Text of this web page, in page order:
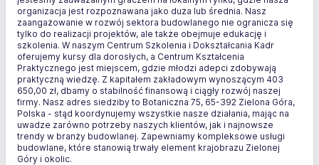
organizacja jest rozpoznawana jako duża lub średnia. Nasz
zaangażowanie w rozwój sektora budowlanego nie ogranicza się
tylko do realizacji projektów, ale także obejmuje edukację i
szkolenia. W naszym Centrum Szkolenia i Dokształcania Kadr
oferujemy kursy dla dorosłych, a Centrum Kształcenia
Praktycznego jest miejscem, gdzie młodzi adepci zdobywają
praktyczną wiedzę. Z kapitałem zakładowym wynoszącym 403
650,00 zł, dbamy o stabilność finansową i ciągły rozwój naszej
firmy. Nasz adres siedziby to Botaniczna 75, 65-392 Zielona Góra,
Polska - stąd koordynujemy wszystkie nasze działania, mając na
uwadze zarówno potrzeby naszych klientów, jak i najnowsze
trendy w branży budowlanej. Zapewniamy kompleksowe usługi
budowlane, które stanowią trwały element krajobrazu Zielonej
Góry i okolic.